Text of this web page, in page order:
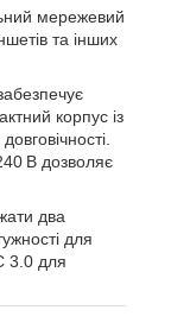
мережевий
та інших
корпус із
В дозволяє
два
для
3.0 для